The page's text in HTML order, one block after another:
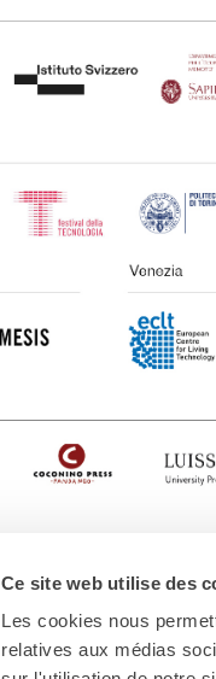
Ce site web utilise des
Les cookies nous
relatives aux médias